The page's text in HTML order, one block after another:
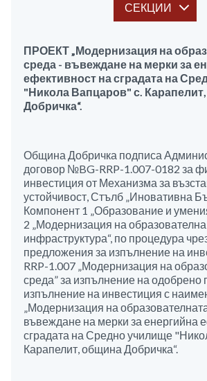
СЕКЦИИ
ПРОЕКТ „Модернизация на
среда - въвеждане на мерки за
ефективност на сградата на
"Никола Вапцаров" с.
Добричка“.
Община Добричка подписа
договор №BG-RRP-1.007-0182 за
инвестиция от Механизма за
устойчивост, Стълб „Иновативна
Компонент 1 „Образование и
2 „Модернизация на образователна
инфраструктура“, по процедура
предложения за изпълнение на
RRP-1.007 „Модернизация на
среда” за изпълнение на одобрено
изпълнение на инвестиция с
„Модернизация на
въвеждане на мерки за енергийна
сградата на Средно училище
Карапелит, община Добричка“.